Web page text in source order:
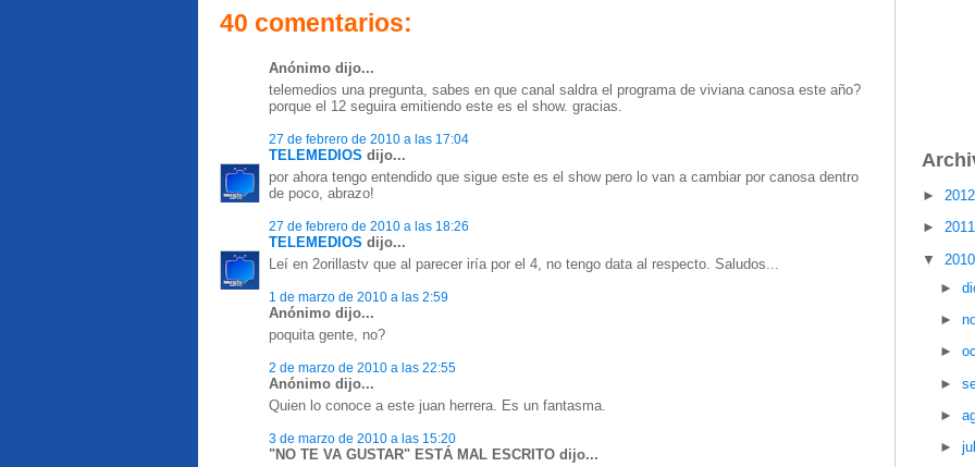
40 comentarios:
Anónimo dijo...
telemedios una pregunta, sabes en que canal saldra el programa de viviana canosa este año?
porque el 12 seguira emitiendo este es el show. gracias.
27 de febrero de 2010 a las 17:04
TELEMEDIOS dijo...
por ahora tengo entendido que sigue este es el show pero lo van a cambiar por canosa dentro
de poco, abrazo!
27 de febrero de 2010 a las 18:26
TELEMEDIOS dijo...
Leí en 2orillastv que al parecer iría por el 4, no tengo data al respecto. Saludos...
1 de marzo de 2010 a las 2:59
Anónimo dijo...
poquita gente, no?
2 de marzo de 2010 a las 22:55
Anónimo dijo...
Quien lo conoce a este juan herrera. Es un fantasma.
3 de marzo de 2010 a las 15:20
"NO TE VA GUSTAR" ESTÁ MAL ESCRITO dijo...
►
►
▼
►
►
►
►
►
►